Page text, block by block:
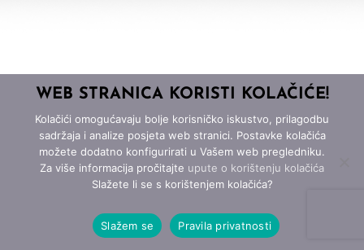
WEB STRANICA KORISTI KOLAČIĆE!
Kolačići omogućavaju bolje korisničko iskustvo, prilagodbu
sadržaja i analize posjeta web stranici. Postavke kolačića
možete dodatno konfigurirati u Vašem web pregledniku.
Za više informacija pročitajte upute o korištenju kolačića
Slažete li se s korištenjem kolačića?
Slažem se Pravila privatnosti